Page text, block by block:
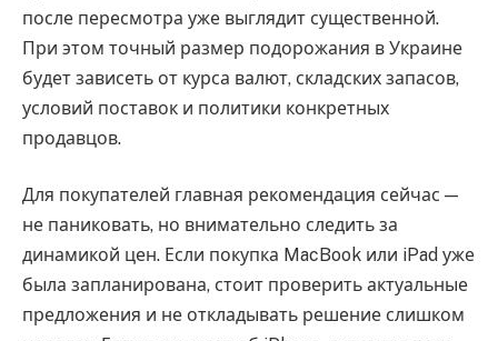
после пересмотра уже выглядит существенной.
При этом точный размер подорожания в Украине
будет зависеть от курса валют, складских запасов,
условий поставок и политики конкретных
продавцов.
Для покупателей главная рекомендация сейчас —
не паниковать, но внимательно следить за
динамикой цен. Если покупка MacBook или iPad уже
была запланирована, стоит проверить актуальные
предложения и не откладывать решение слишком